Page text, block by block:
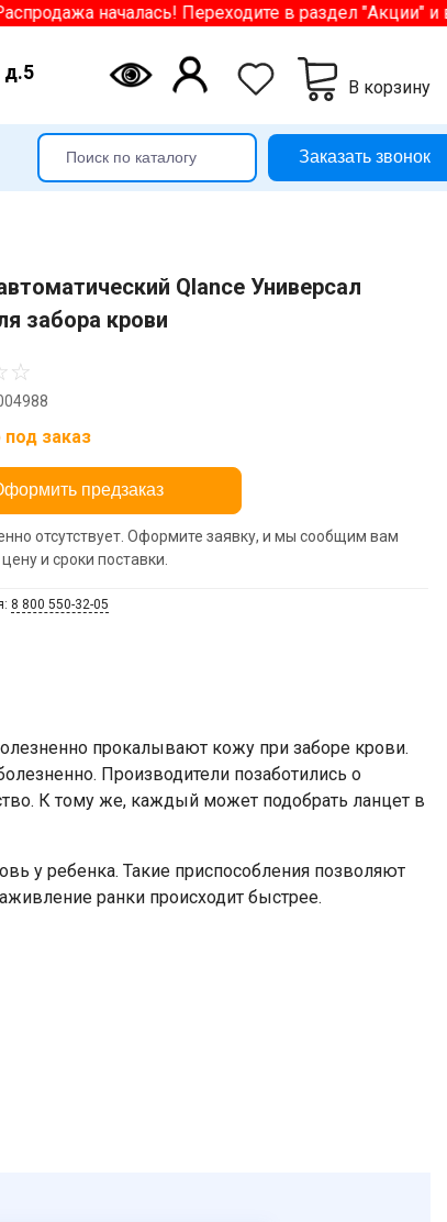
началась! Переходите в раздел "Акции" и
д.5
В корзину
Заказать звонок
Qlance Универсал
забора крови
☆
под заказ
предзаказ
отсутствует. Оформите заявку, и мы сообщим вам
и сроки поставки.
8 800 550-32-05
прокалывают кожу при заборе крови.
Производители позаботились о
К тому же, каждый может подобрать ланцет в
у ребенка. Такие приспособления позволяют
ранки происходит быстрее.